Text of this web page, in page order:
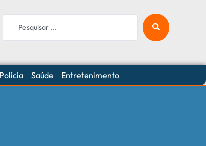
Polícia Saúde Entretenimento